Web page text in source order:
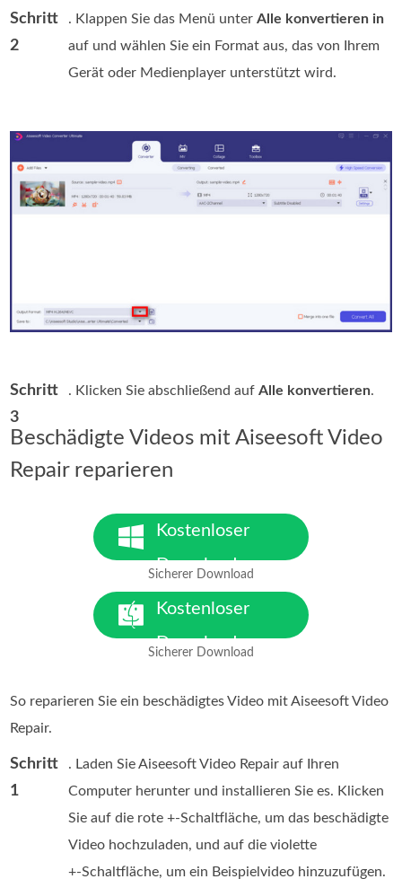
Schritt
2
. Klappen Sie das Menü unterAlle konvertieren in
auf und wählen Sie ein Format aus, das von Ihrem
Gerät oder Medienplayer unterstützt wird.
Schritt
3
. Klicken Sie abschließend aufAlle konvertieren.
Beschädigte Videos mit Aiseesoft Video
Repair reparieren
Kostenloser
Download
Sicherer Download
Kostenloser
Download
Sicherer Download
So reparieren Sie ein beschädigtes Video mit Aiseesoft Video
Repair.
Schritt
1
. Laden Sie Aiseesoft Video Repair auf Ihren
Computer herunter und installieren Sie es. Klicken
Sie auf die rote +‑Schaltfläche, um das beschädigte
Video hochzuladen, und auf die violette
+‑Schaltfläche, um ein Beispielvideo hinzuzufügen.